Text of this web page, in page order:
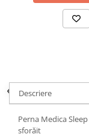
Descriere
Perna Medica
sforăit